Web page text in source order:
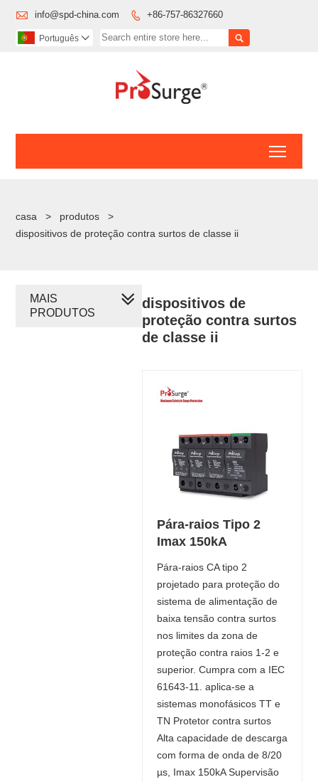
 info@spd-china.com  +86-757-86327660

Português 
casa > produtos
>
dispositivos de proteção contra surtos de classe ii
dispositivos de
proteção contra surtos
de classe ii
Pára-raios Tipo 2
Imax 150kA
Pára-raios CA tipo 2
projetado para proteção do
sistema de alimentação de
baixa tensão contra surtos
nos limites da zona de
proteção contra raios 1-2 e
superior. Cumpra com a IEC
61643-11. aplica-se a
sistemas monofásicos TT e
TN Protetor contra surtos
Alta capacidade de descarga
com forma de onda de 8/20
µs, Imax 150kA Supervisão
MAIS
PRODUTOS